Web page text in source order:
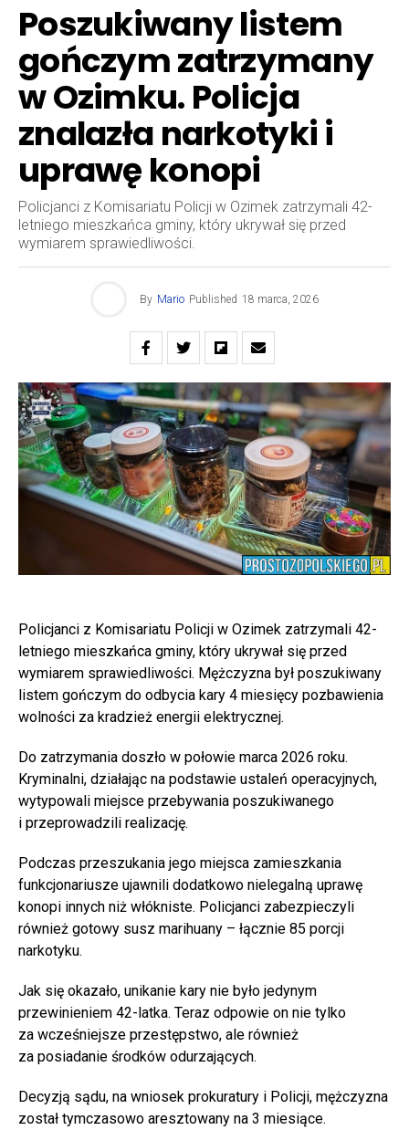
Poszukiwany listem
gończym zatrzymany
w Ozimku. Policja
znalazła narkotyki i
uprawę konopi
Policjanci z Komisariatu Policji w Ozimek zatrzymali 42-
letniego mieszkańca gminy, który ukrywał się przed
wymiarem sprawiedliwości.
By Mario Published 18 marca, 2026
Policjanci z Komisariatu Policji w Ozimek zatrzymali 42-
letniego mieszkańca gminy, który ukrywał się przed
wymiarem sprawiedliwości. Mężczyzna był poszukiwany
listem gończym do odbycia kary 4 miesięcy pozbawienia
wolności za kradzież energii elektrycznej.
Do zatrzymania doszło w połowie marca 2026 roku.
Kryminalni, działając na podstawie ustaleń operacyjnych,
wytypowali miejsce przebywania poszukiwanego
i przeprowadzili realizację.
Podczas przeszukania jego miejsca zamieszkania
funkcjonariusze ujawnili dodatkowo nielegalną uprawę
konopi innych niż włókniste. Policjanci zabezpieczyli
również gotowy susz marihuany – łącznie 85 porcji
narkotyku.
Jak się okazało, unikanie kary nie było jedynym
przewinieniem 42-latka. Teraz odpowie on nie tylko
za wcześniejsze przestępstwo, ale również
za posiadanie środków odurzających.
Decyzją sądu, na wniosek prokuratury i Policji, mężczyzna
został tymczasowo aresztowany na 3 miesiące.